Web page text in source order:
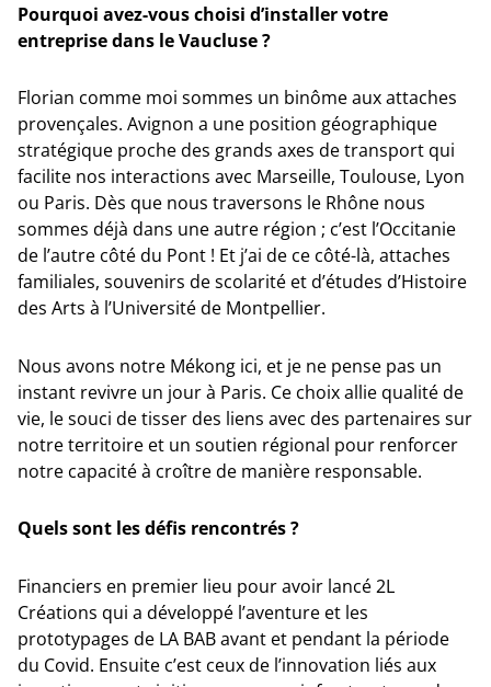
Pourquoi avez-vous choisi d’installer votre
entreprise dans le Vaucluse ?
Florian comme moi sommes un binôme aux attaches
provençales. Avignon a une position géographique
stratégique proche des grands axes de transport qui
facilite nos interactions avec Marseille, Toulouse, Lyon
ou Paris. Dès que nous traversons le Rhône nous
sommes déjà dans une autre région ; c’est l’Occitanie
de l’autre côté du Pont ! Et j’ai de ce côté-là, attaches
familiales, souvenirs de scolarité et d’études d’Histoire
des Arts à l’Université de Montpellier.
Nous avons notre Mékong ici, et je ne pense pas un
instant revivre un jour à Paris. Ce choix allie qualité de
vie, le souci de tisser des liens avec des partenaires sur
notre territoire et un soutien régional pour renforcer
notre capacité à croître de manière responsable.
Quels sont les défis rencontrés ?
Financiers en premier lieu pour avoir lancé 2L
Créations qui a développé l’aventure et les
prototypages de LA BAB avant et pendant la période
du Covid. Ensuite c’est ceux de l’innovation liés aux